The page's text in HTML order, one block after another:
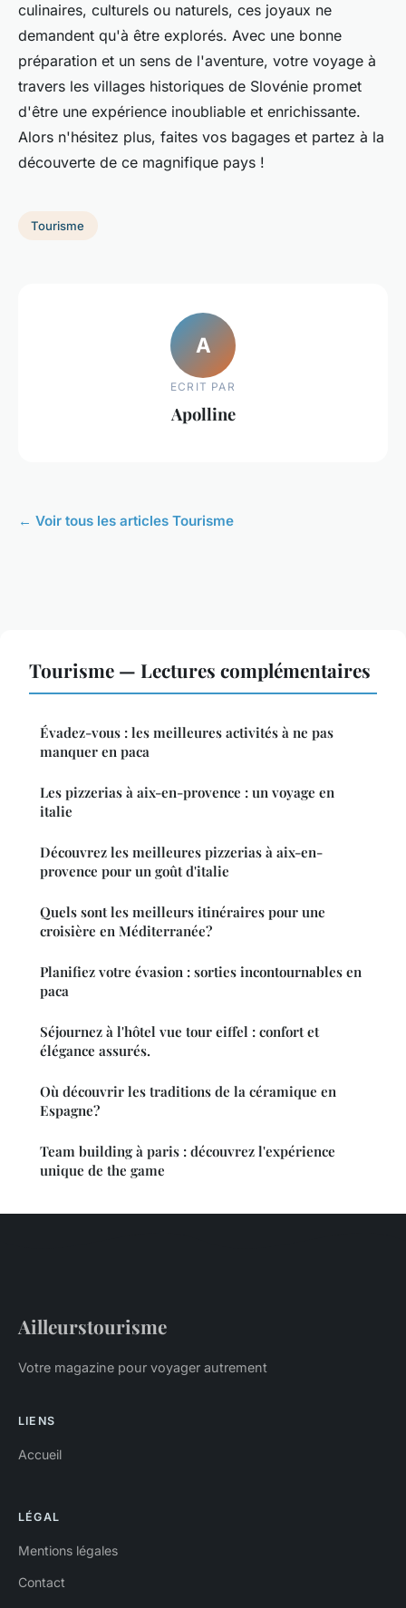
culinaires, culturels ou naturels, ces joyaux ne
demandent qu'à être explorés. Avec une bonne
préparation et un sens de l'aventure, votre voyage à
travers les villages historiques de Slovénie promet
d'être une expérience inoubliable et enrichissante.
Alors n'hésitez plus, faites vos bagages et partez à la
découverte de ce magnifique pays !
Tourisme
A
ECRIT PAR
Apolline
← Voir tous les articles Tourisme
Tourisme — Lectures complémentaires
Évadez-vous : les meilleures activités à ne pas
manquer en paca
Les pizzerias à aix-en-provence : un voyage en
italie
Découvrez les meilleures pizzerias à aix-en-
provence pour un goût d'italie
Quels sont les meilleurs itinéraires pour une
croisière en Méditerranée?
Planifiez votre évasion : sorties incontournables en
paca
Séjournez à l'hôtel vue tour eiffel : confort et
élégance assurés.
Où découvrir les traditions de la céramique en
Espagne?
Team building à paris : découvrez l'expérience
unique de the game
Ailleurstourisme
Votre magazine pour voyager autrement
LIENS
Accueil
LÉGAL
Mentions légales
Contact